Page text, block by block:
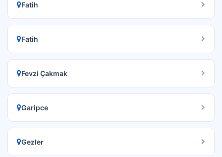
Fatih
Fatih
Fevzi Çakmak
Garipce
Gezler